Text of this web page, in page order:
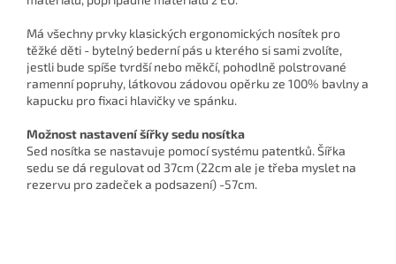
Má všechny prvky klasických ergonomických nosítek pro
těžké děti - bytelný bederní pás u kterého si sami zvolíte,
jestli bude spíše tvrdší nebo měkčí, pohodlně polstrované
ramenní popruhy, látkovou zádovou opěrku ze 100% bavlny a
kapucku pro fixaci hlavičky ve spánku.
Možnost nastavení šířky sedu nosítka
Sed nosítka se nastavuje pomocí systému patentků. Šířka
sedu se dá regulovat od 37cm (22cm ale je třeba myslet na
rezervu pro zadeček a podsazení) -57cm.